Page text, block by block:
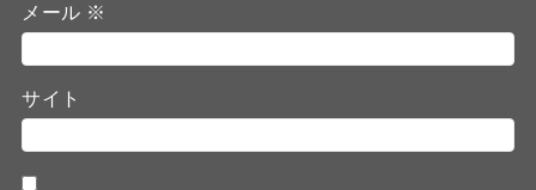
メール ※
サイト